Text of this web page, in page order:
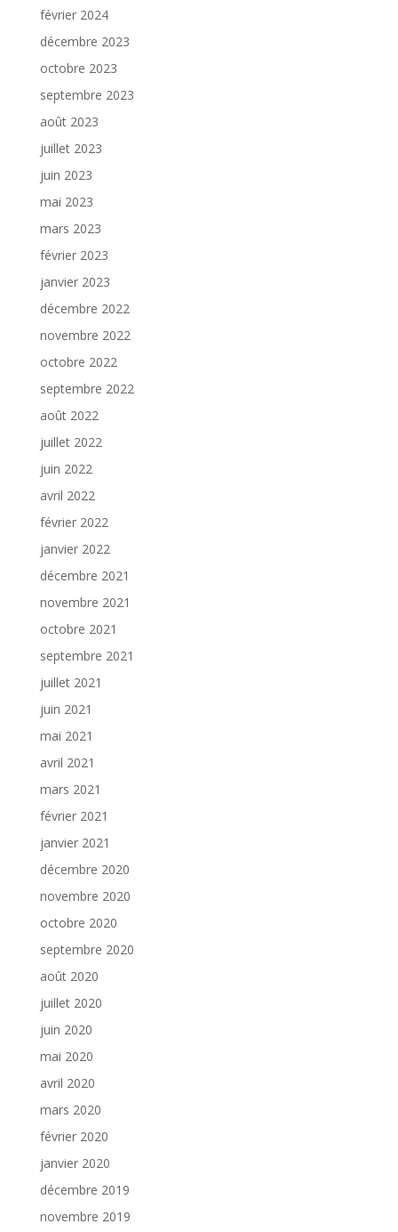
février 2024
décembre 2023
octobre 2023
septembre 2023
août 2023
juillet 2023
juin 2023
mai 2023
mars 2023
février 2023
janvier 2023
décembre 2022
novembre 2022
octobre 2022
septembre 2022
août 2022
juillet 2022
juin 2022
avril 2022
février 2022
janvier 2022
décembre 2021
novembre 2021
octobre 2021
septembre 2021
juillet 2021
juin 2021
mai 2021
avril 2021
mars 2021
février 2021
janvier 2021
décembre 2020
novembre 2020
octobre 2020
septembre 2020
août 2020
juillet 2020
juin 2020
mai 2020
avril 2020
mars 2020
février 2020
janvier 2020
décembre 2019
novembre 2019